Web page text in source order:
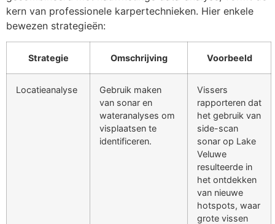
kern van professionele karpertechnieken. Hier enkele
bewezen strategieën:
Strategie Omschrijving Voorbeeld
Locatieanalyse
Gebruik maken
van sonar en
wateranalyses om
visplaatsen te
identificeren.
Vissers
rapporteren dat
het gebruik van
side-scan
sonar op Lake
Veluwe
resulteerde in
het ontdekken
van nieuwe
hotspots, waar
grote vissen